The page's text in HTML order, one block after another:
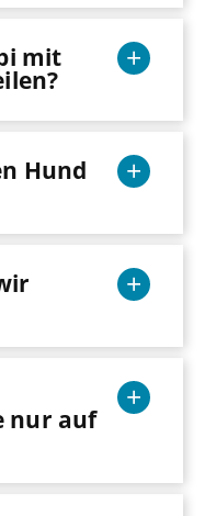
mit
Hund
nur auf